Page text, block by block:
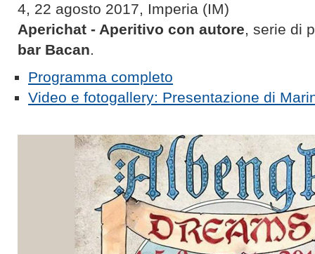
4, 22 agosto 2017, Imperia (IM)
Aperichat - Aperitivo con autore, serie di
bar Bacan.
Programma completo
Video e fotogallery: Presentazione di